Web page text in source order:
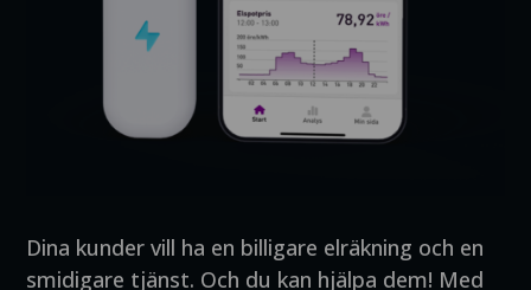
Dina kunder vill ha en billigare elräkning och en
smidigare tjänst. Och du kan hjälpa dem! Med